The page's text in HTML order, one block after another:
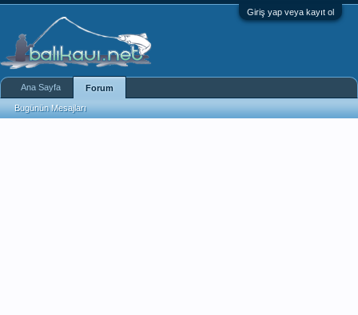
Giriş yap veya kayıt ol
Ana Sayfa Forum
Bugünün Mesajları